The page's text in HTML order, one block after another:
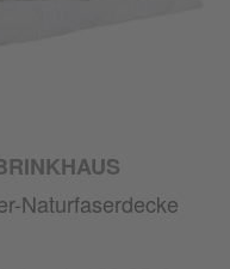
Naturfaserdecke